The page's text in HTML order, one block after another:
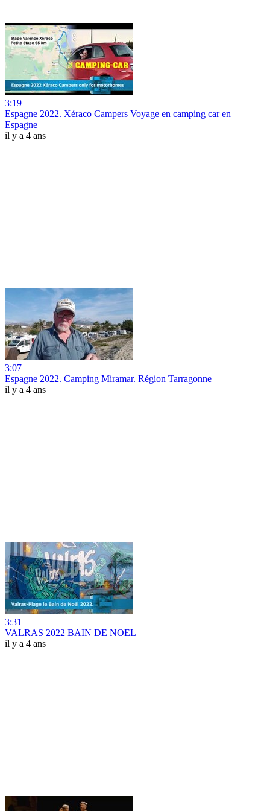
3:19
Espagne 2022. Xéraco Campers Voyage en camping car en
Espagne
il y a 4 ans
3:07
Espagne 2022. Camping Miramar. Région Tarragonne
il y a 4 ans
3:31
VALRAS 2022 BAIN DE NOEL
il y a 4 ans